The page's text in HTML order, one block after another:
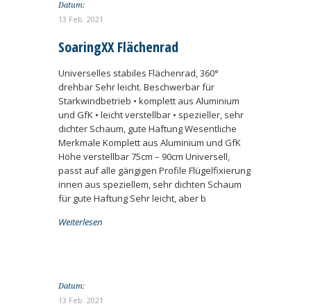
Datum:
13 Feb. 2021
SoaringXX Flächenrad
Universelles stabiles Flächenrad, 360°
drehbar Sehr leicht. Beschwerbar für
Starkwindbetrieb • komplett aus Aluminium
und GfK • leicht verstellbar • spezieller, sehr
dichter Schaum, gute Haftung Wesentliche
Merkmale Komplett aus Aluminium und GfK
Höhe verstellbar 75cm – 90cm Universell,
passt auf alle gängigen Profile Flügelfixierung
innen aus speziellem, sehr dichten Schaum
für gute Haftung Sehr leicht, aber b
Weiterlesen
Datum:
13 Feb. 2021